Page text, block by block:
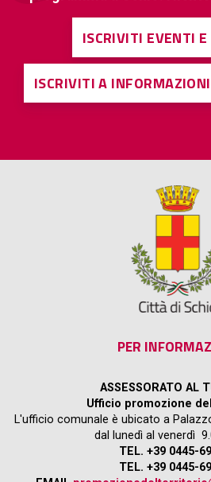
ISCRIVITI EVENTI
ISCRIVITI A
PER
ASSESSORATO AL
Ufficio promozione
L'ufficio comunale è ubicato a
dal lunedì al venerdì
TEL. +39 0445-
TEL. +39 0445-